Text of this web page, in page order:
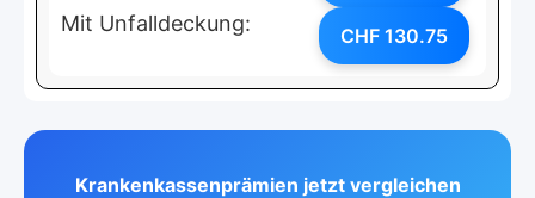
Mit Unfalldeckung: CHF 130.75
Krankenkassenprämien jetzt vergleichen